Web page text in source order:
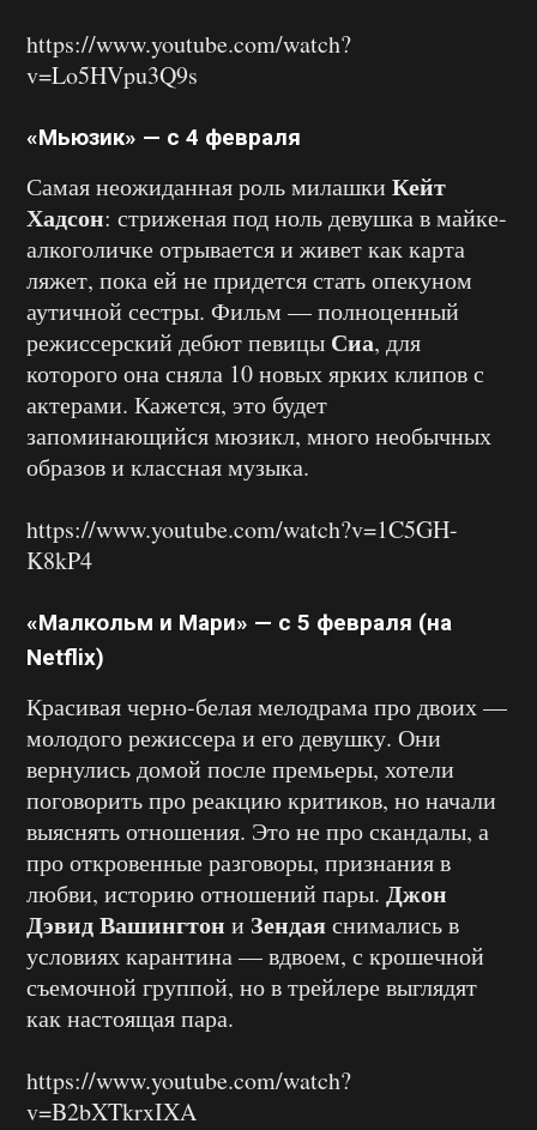
https://www.youtube.com/watch?
v=Lo5HVpu3Q9s
«Мьюзик» — с 4 февраля
Самая неожиданная роль милашки Кейт
Хадсон: стриженая под ноль девушка в майке-
алкоголичке отрывается и живет как карта
ляжет, пока ей не придется стать опекуном
аутичной сестры. Фильм — полноценный
режиссерский дебют певицы Сиа, для
которого она сняла 10 новых ярких клипов с
актерами. Кажется, это будет
запоминающийся мюзикл, много необычных
образов и классная музыка.
https://www.youtube.com/watch?v=1C5GH-
K8kP4
«Малкольм и Мари» — с 5 февраля (на
Netflix)
Красивая черно-белая мелодрама про двоих —
молодого режиссера и его девушку. Они
вернулись домой после премьеры, хотели
поговорить про реакцию критиков, но начали
выяснять отношения. Это не про скандалы, а
про откровенные разговоры, признания в
любви, историю отношений пары. Джон
Дэвид Вашингтон и Зендаяснимались в
условиях карантина — вдвоем, с крошечной
съемочной группой, но в трейлере выглядят
как настоящая пара.
https://www.youtube.com/watch?
v=B2bXTkrxIXA